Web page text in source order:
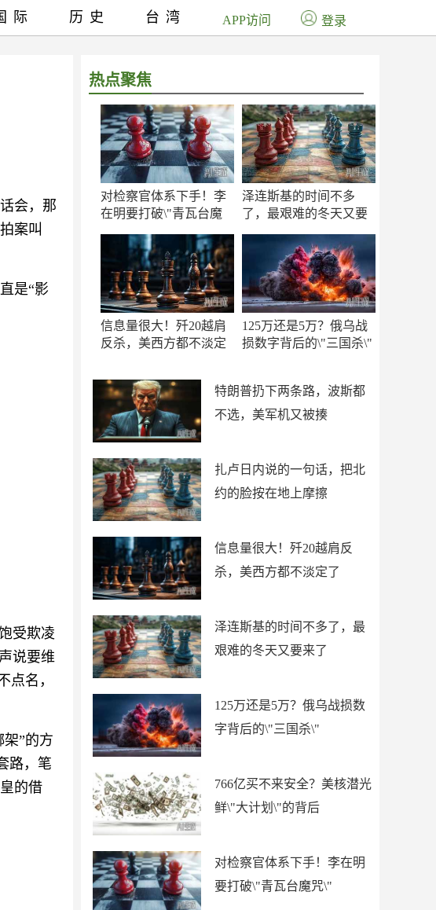
会，那
案叫
是“影
受欺凌
说要维
点名，
”的方
路，笔
的借
热点聚焦
对检察官体系下手！李
在明要打破\"青瓦台魔
泽连斯基的时间不多
了，最艰难的冬天又要
信息量很大！歼20越肩
反杀，美西方都不淡定
125万还是5万？俄乌战
损数字背后的\"三国杀\"
特朗普扔下两条路，波斯都
不选，美军机又被揍
扎卢日内说的一句话，把北
约的脸按在地上摩擦
信息量很大！歼20越肩反
杀，美西方都不淡定了
泽连斯基的时间不多了，最
艰难的冬天又要来了
125万还是5万？俄乌战损数
字背后的\"三国杀\"
766亿买不来安全？美核潜光
鲜\"大计划\"的背后
对检察官体系下手！李在明
要打破\"青瓦台魔咒\"
际 历史 台湾 APP访问 登录